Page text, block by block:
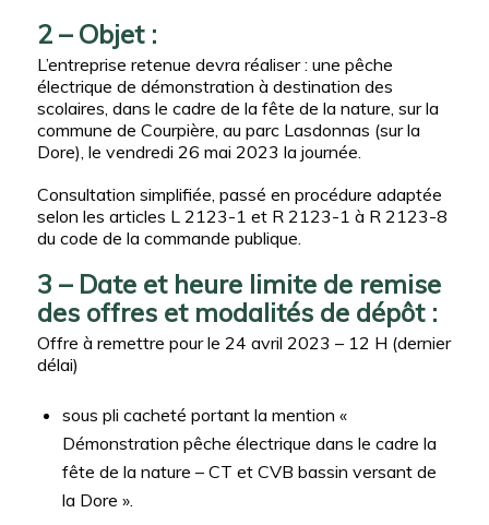
2 – Objet :
L’entreprise retenue devra réaliser : une pêche
électrique de démonstration à destination des
scolaires, dans le cadre de la fête de la nature, sur la
commune de Courpière, au parc Lasdonnas (sur la
Dore), le vendredi 26 mai 2023 la journée.
Consultation simplifiée, passé en procédure adaptée
selon les articles L 2123-1 et R 2123-1 à R 2123-8
du code de la commande publique.
3 – Date et heure limite de remise
des offres et modalités de dépôt :
Offre à remettre pour le 24 avril 2023 – 12 H (dernier
délai)
sous pli cacheté portant la mention «
Démonstration pêche électrique dans le cadre la
fête de la nature – CT et CVB bassin versant de
la Dore ».